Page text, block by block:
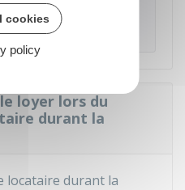
arrondi au centime
loyer lors du
durant la
locataire durant la
cookies
policy